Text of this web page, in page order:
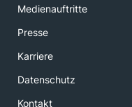
Medienauftritte
Presse
Karriere
Datenschutz
Kontakt